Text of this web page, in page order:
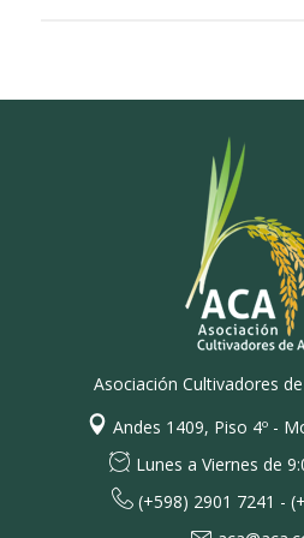
Asociación Cultivadores
Andes 1409, Piso 4º -
Lunes a Viernes de
(+598) 2901 7241 -